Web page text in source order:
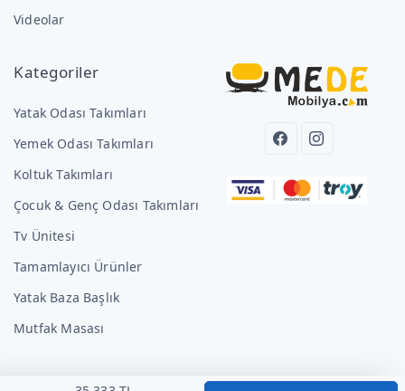
Videolar
Kategoriler
Yatak Odası Takımları
Yemek Odası Takımları
Koltuk Takımları
Çocuk & Genç Odası Takımları
Tv Ünitesi
Tamamlayıcı Ürünler
Yatak Baza Başlık
Mutfak Masası